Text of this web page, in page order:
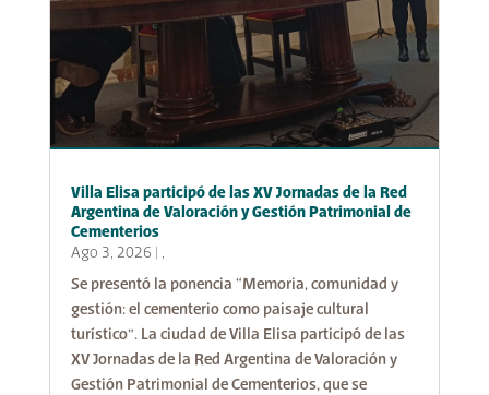
Villa Elisa participó de las XV Jornadas de la Red
Argentina de Valoración y Gestión Patrimonial de
Cementerios
Ago 3, 2026
,
Se presentó la ponencia “Memoria, comunidad y
gestión: el cementerio como paisaje cultural
turístico”. La ciudad de Villa Elisa participó de las
XV Jornadas de la Red Argentina de Valoración y
Gestión Patrimonial de Cementerios, que se